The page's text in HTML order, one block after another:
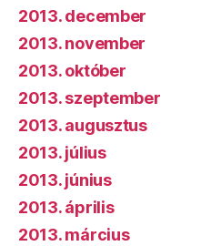
2013. december
2013. november
2013. október
2013. szeptember
2013. augusztus
2013. július
2013. június
2013. április
2013. március